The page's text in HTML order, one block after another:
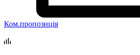
Ком.пропозиція